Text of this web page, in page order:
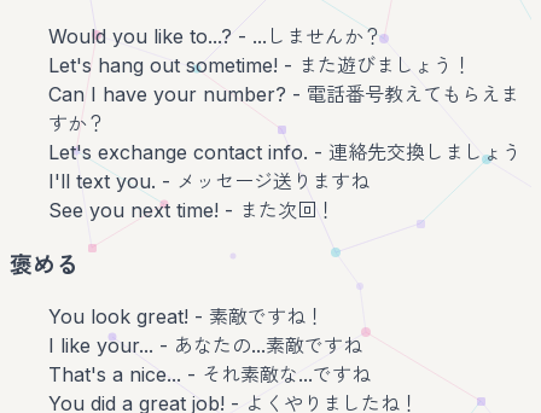
Would you like to...? - ...しませんか？
Let's hang out sometime! - また遊びましょう！
Can I have your number? - 電話番号教えてもらえま
すか？
Let's exchange contact info. - 連絡先交換しましょう
I'll text you. - メッセージ送りますね
See you next time! - また次回！
褒める
You look great! - 素敵ですね！
I like your... - あなたの...素敵ですね
That's a nice... - それ素敵な...ですね
You did a great job! - よくやりましたね！